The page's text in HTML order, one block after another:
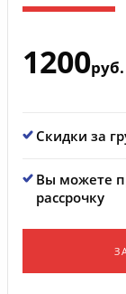
1200руб.
Скидки за
Вы можете
рассрочку